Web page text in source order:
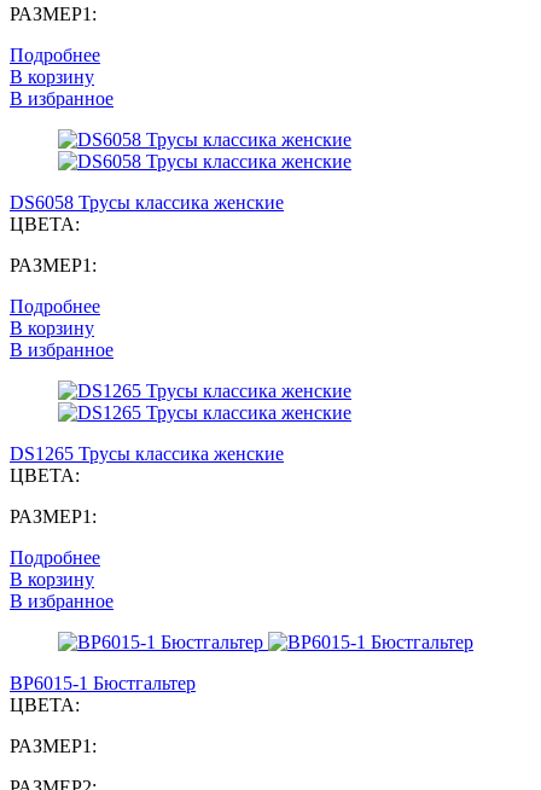
РАЗМЕР1:
Подробнее
В корзину
В избранное
DS6058 Трусы классика женские
ЦВЕТА:
РАЗМЕР1:
Подробнее
В корзину
В избранное
DS1265 Трусы классика женские
ЦВЕТА:
РАЗМЕР1:
Подробнее
В корзину
В избранное
BP6015-1 Бюстгальтер
ЦВЕТА:
РАЗМЕР1: